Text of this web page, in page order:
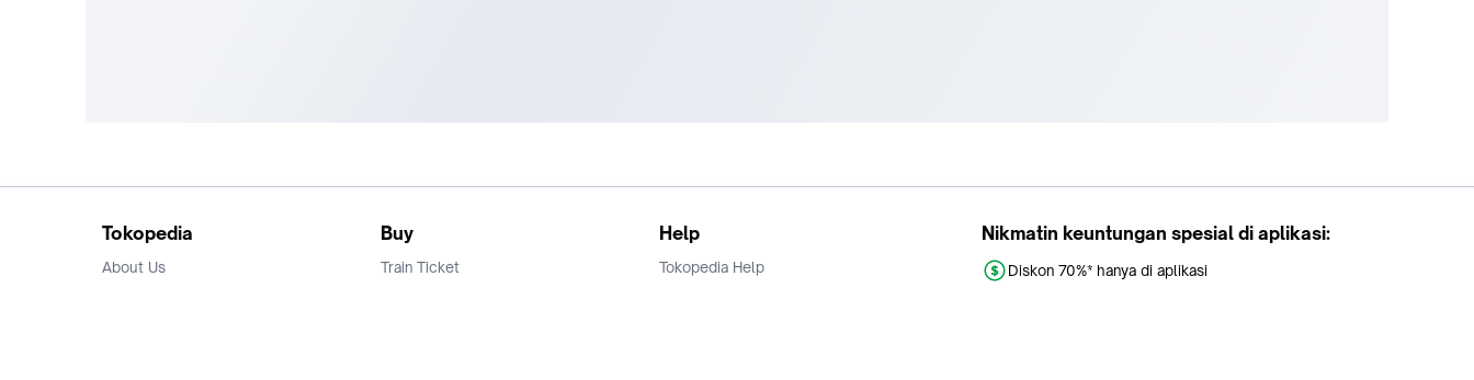
Tokopedia
About Us
Buy
Train Ticket
Help
Tokopedia Help
Nikmatin keuntungan spesial di aplikasi:
Diskon 70%* hanya di aplikasi